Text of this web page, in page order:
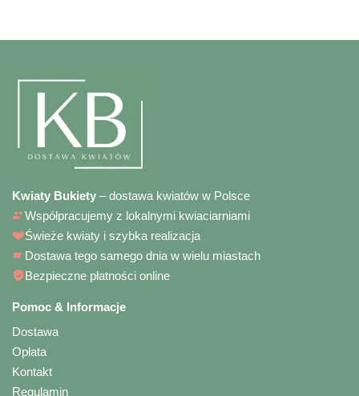
Kwiaty Bukiety – dostawa kwiatów w Polsce
Współpracujemy z lokalnymi kwiaciarniami
Świeże kwiaty i szybka realizacja
Dostawa tego samego dnia w wielu miastach
Bezpieczne płatności online
Pomoc & Informacje
Dostawa
Opłata
Kontakt
Regulamin